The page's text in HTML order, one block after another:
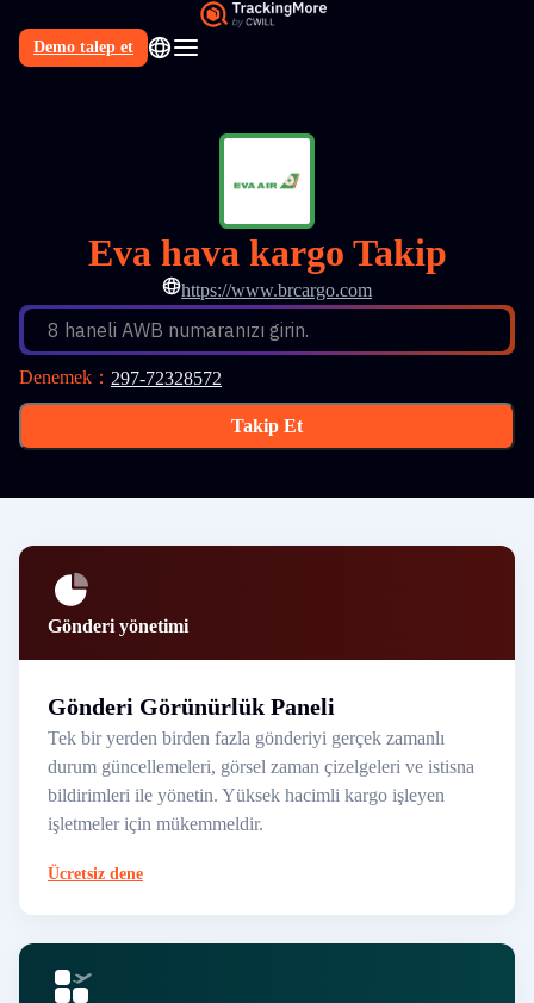
Demo talep et
Eva hava kargo Takip
https://www.brcargo.com
8 haneli AWB numaranızı girin.
Denemek ： 297-72328572
Takip Et
Gönderi yönetimi
Gönderi Görünürlük Paneli
Tek bir yerden birden fazla gönderiyi gerçek zamanlı
durum güncellemeleri, görsel zaman çizelgeleri ve istisna
bildirimleri ile yönetin. Yüksek hacimli kargo işleyen
işletmeler için mükemmeldir.
Ücretsiz dene